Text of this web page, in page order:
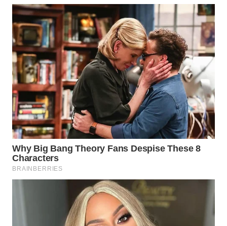
WAHANA
UMKM
WAHANA
SELEB
WAHANA
PERSONA
WAHANA
OTOMOTIF
WAHANA
HEALTH